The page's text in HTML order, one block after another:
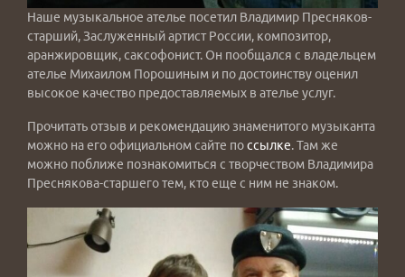
Наше музыкальное ателье посетил Владимир Пресняков-
старший, Заслуженный артист России, композитор,
аранжировщик, саксофонист. Он пообщался с владельцем
ателье Михаилом Порошиным и по достоинству оценил
высокое качество предоставляемых в ателье услуг.
Прочитать отзыв и рекомендацию знаменитого музыканта
можно на его официальном сайте поссылке. Там же
можно поближе познакомиться с творчеством Владимира
Преснякова-старшего тем, кто еще с ним не знаком.